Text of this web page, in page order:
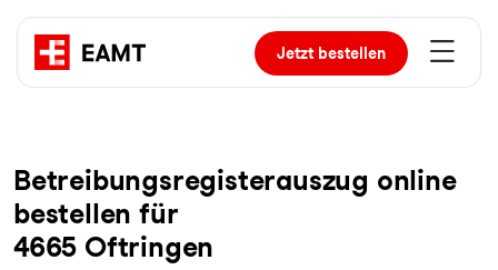
Jetztbestellen
Be­trei­bungs­re­gis­ter­aus­zug online
bestellen für
4665 Oftringen